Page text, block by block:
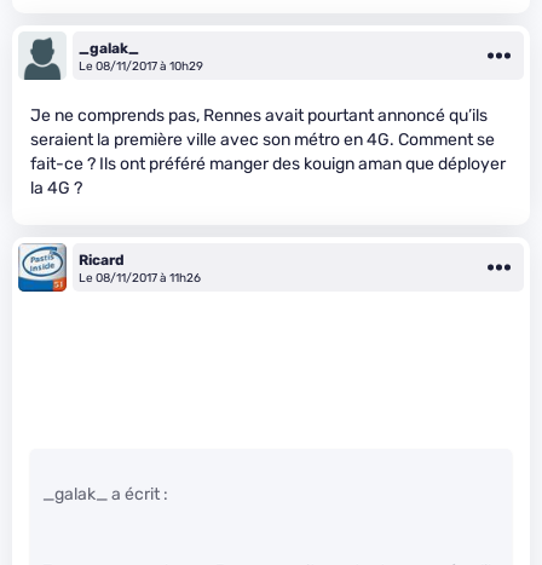
_galak_
Le 08/11/2017 à 10h29
Je ne comprends pas, Rennes avait pourtant annoncé qu’ils
seraient la première ville avec son métro en 4G. Comment se
fait-ce ? Ils ont préféré manger des kouign aman que déployer
la 4G ?
Ricard
Le 08/11/2017 à 11h26
_galak_ a écrit :